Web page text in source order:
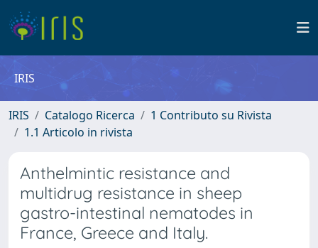
IRIS
IRIS Catalogo Ricerca
1 Contributo su Rivista
1.1 Articolo in rivista
Anthelmintic resistance and
multidrug resistance in sheep
gastro-intestinal nematodes in
France, Greece and Italy.